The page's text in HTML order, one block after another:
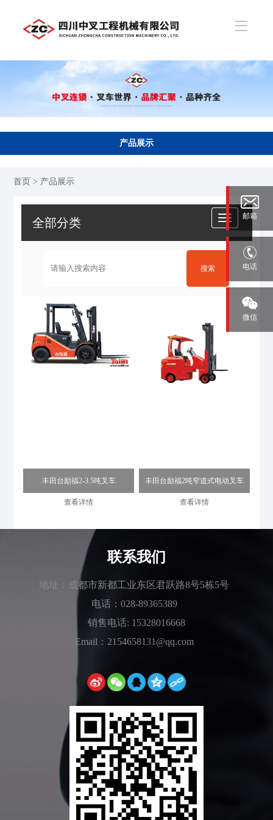
产品展示
首页 > 产品展示
全部分类
搜索
丰田台励福2-3.5吨叉车
查看详情
丰田台励福2吨窄道式电动叉车
查看详情
联系我们
地址：成都市新都工业东区君跃路8号5栋5号
电话：028-89365389
销售电话: 15328016668
Email：2154658131@qq.com
邮箱
电话
微信